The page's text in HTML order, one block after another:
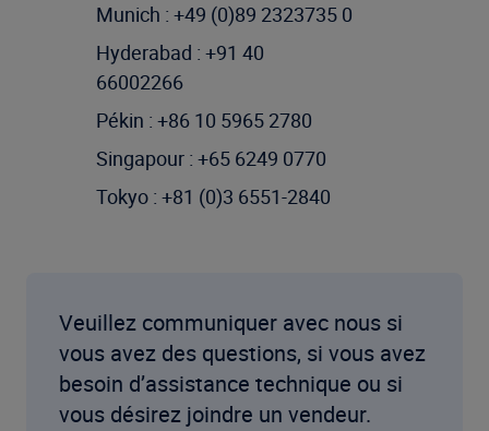
Munich : +49 (0)89 2323735 0
Hyderabad : +91 40
66002266
Pékin : +86 10 5965 2780
Singapour : +65 6249 0770
Tokyo : +81 (0)3 6551-2840
Veuillez communiquer avec nous si
vous avez des questions, si vous avez
besoin d’assistance technique ou si
vous désirez joindre un vendeur.